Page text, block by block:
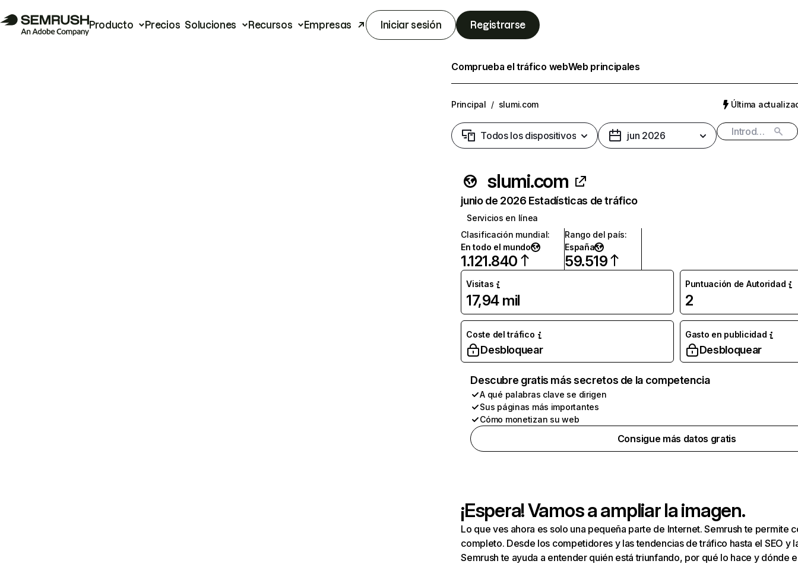
Producto Precios Soluciones Recursos Empresas Iniciar sesión Registrarse
Comprueba el tráfico webWeb principales
Principal / slumi.com Última
Todos los dispositivos jun 2026
slumi.com
junio de 2026 Estadísticas de tráfico
Servicios en línea
Clasificación mundial:
En todo el mundo
1.121.840
Rango del país:
España
59.519
Visitas
17,94 mil
Puntuación de Autoridad
2
Coste del tráfico
Desbloquear
Gasto en publicidad
Desbloquear
Descubre gratis más secretos de la competencia
A qué palabras clave se dirigen
Sus páginas más importantes
Cómo monetizan su web
Consigue más datos gratis
¡Espera! Vamos a ampliar la imagen.
Lo que ves ahora es solo una pequeña parte de Internet. Semrush te permite
completo. Desde los competidores y las tendencias de tráfico hasta el SEO y
Semrush te ayuda a entender quién está triunfando, por qué lo hace y dónde